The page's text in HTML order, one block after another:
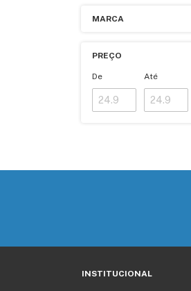
MARCA
PREÇO
De Até
INSTITUCIONAL